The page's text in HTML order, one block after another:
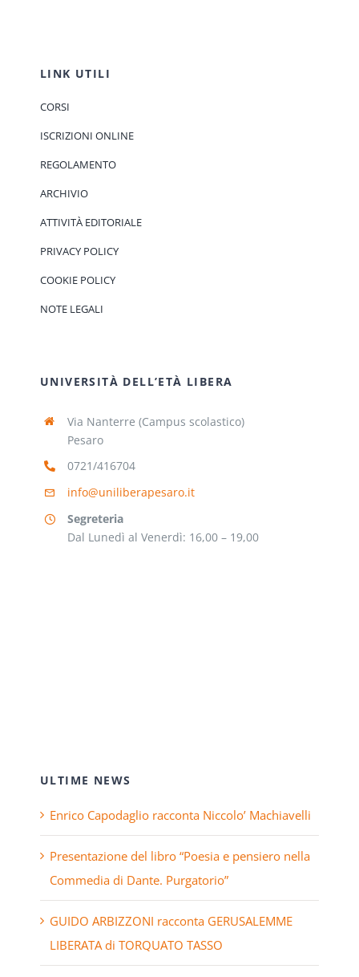
LINK UTILI
CORSI
ISCRIZIONI ONLINE
REGOLAMENTO
ARCHIVIO
ATTIVITÀ EDITORIALE
PRIVACY POLICY
COOKIE POLICY
NOTE LEGALI
UNIVERSITÀ DELL’ETÀ LIBERA
Via Nanterre (Campus scolastico)
Pesaro
0721/416704
info@uniliberapesaro.it
Segreteria
Dal Lunedì al Venerdì: 16,00 – 19,00
ULTIME NEWS
Enrico Capodaglio racconta Niccolo’ Machiavelli
Presentazione del libro “Poesia e pensiero nella
Commedia di Dante. Purgatorio”
GUIDO ARBIZZONI racconta GERUSALEMME
LIBERATA di TORQUATO TASSO